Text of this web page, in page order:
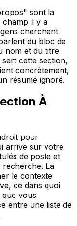
sont la
champ il y a
cherchent
du bloc de
nom et du titre
cette section,
concrètement,
résumé ignoré.
À
pour
arrive sur votre
de poste et
recherche. La
le contexte
ce dans quoi
vous
entre une liste de